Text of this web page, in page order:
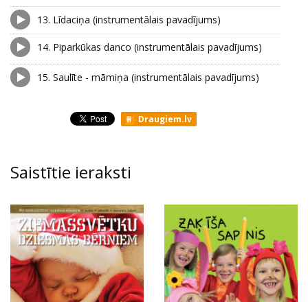
13. Līdaciņa (instrumentālais pavadījums)
14. Piparkūkas danco (instrumentālais pavadījums)
15. Saulīte - māmiņa (instrumentālais pavadījums)
Draugiem.lv
Saistītie ieraksti